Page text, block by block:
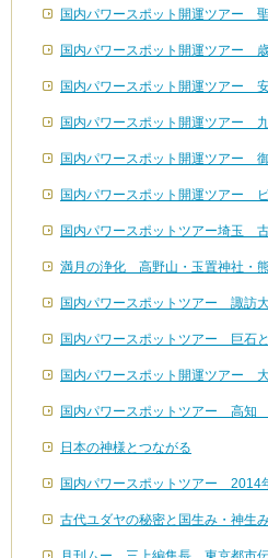
国内パワースポット開運ツアー
国内パワースポット開運ツアー
国内パワースポット開運ツアー
国内パワースポット開運ツアー
国内パワースポット開運ツアー
国内パワースポット開運ツアー
国内パワースポットツアー埼玉
満月の浄化 高野山・玉置神社・
国内パワースポットツアー 諏訪
国内パワースポットツアー 巨石
国内パワースポット開運ツアー
国内パワースポットツアー 高
日本の神様とつながる
国内パワースポットツアー 2014
古代ユダヤの秘密と国生み・神生